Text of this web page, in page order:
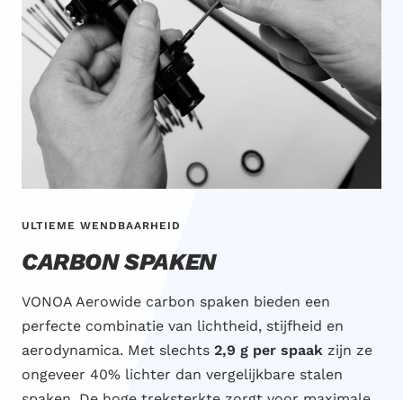
ULTIEME WENDBAARHEID
CARBON SPAKEN
VONOA Aerowide carbon spaken bieden een
perfecte combinatie van lichtheid, stijfheid en
aerodynamica. Met slechts 2,9 g per spaak zijn ze
ongeveer 40% lichter dan vergelijkbare stalen